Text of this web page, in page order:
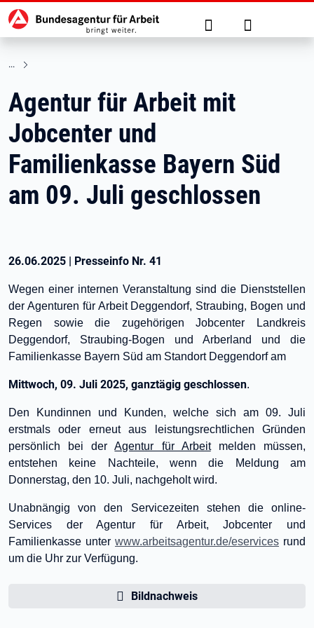
zu den Hauptinhalten springen
Hauptnavigation Suche Anmelden
Agentur für Arbeit mit
Jobcenter und
Familienkasse Bayern Süd
am 09. Juli geschlossen
26.06.2025 | Presseinfo Nr. 41
Wegen einer internen Veranstaltung sind die Dienststellen
der Agenturen für Arbeit Deggendorf, Straubing, Bogen und
Regen sowie die zugehörigen Jobcenter Landkreis
Deggendorf, Straubing-Bogen und Arberland und die
Familienkasse Bayern Süd am Standort Deggendorf am
Mittwoch, 09. Juli 2025, ganztägig geschlossen.
Den Kundinnen und Kunden, welche sich am 09. Juli
erstmals oder erneut aus leistungsrechtlichen Gründen
persönlich bei derAgentur für Arbeitmelden müssen,
entstehen keine Nachteile, wenn die Meldung am
Donnerstag, den 10. Juli, nachgeholt wird.
Unabnängig von den Servicezeiten stehen die online-
Services der Agentur für Arbeit, Jobcenter und
Familienkasse unter www.arbeitsagentur.de/eservices rund
um die Uhr zur Verfügung.
Bildnachweis